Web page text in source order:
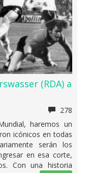
(RDA) a
278
haremos un
icónicos en todas
serán los
en esa corte,
Con una historia